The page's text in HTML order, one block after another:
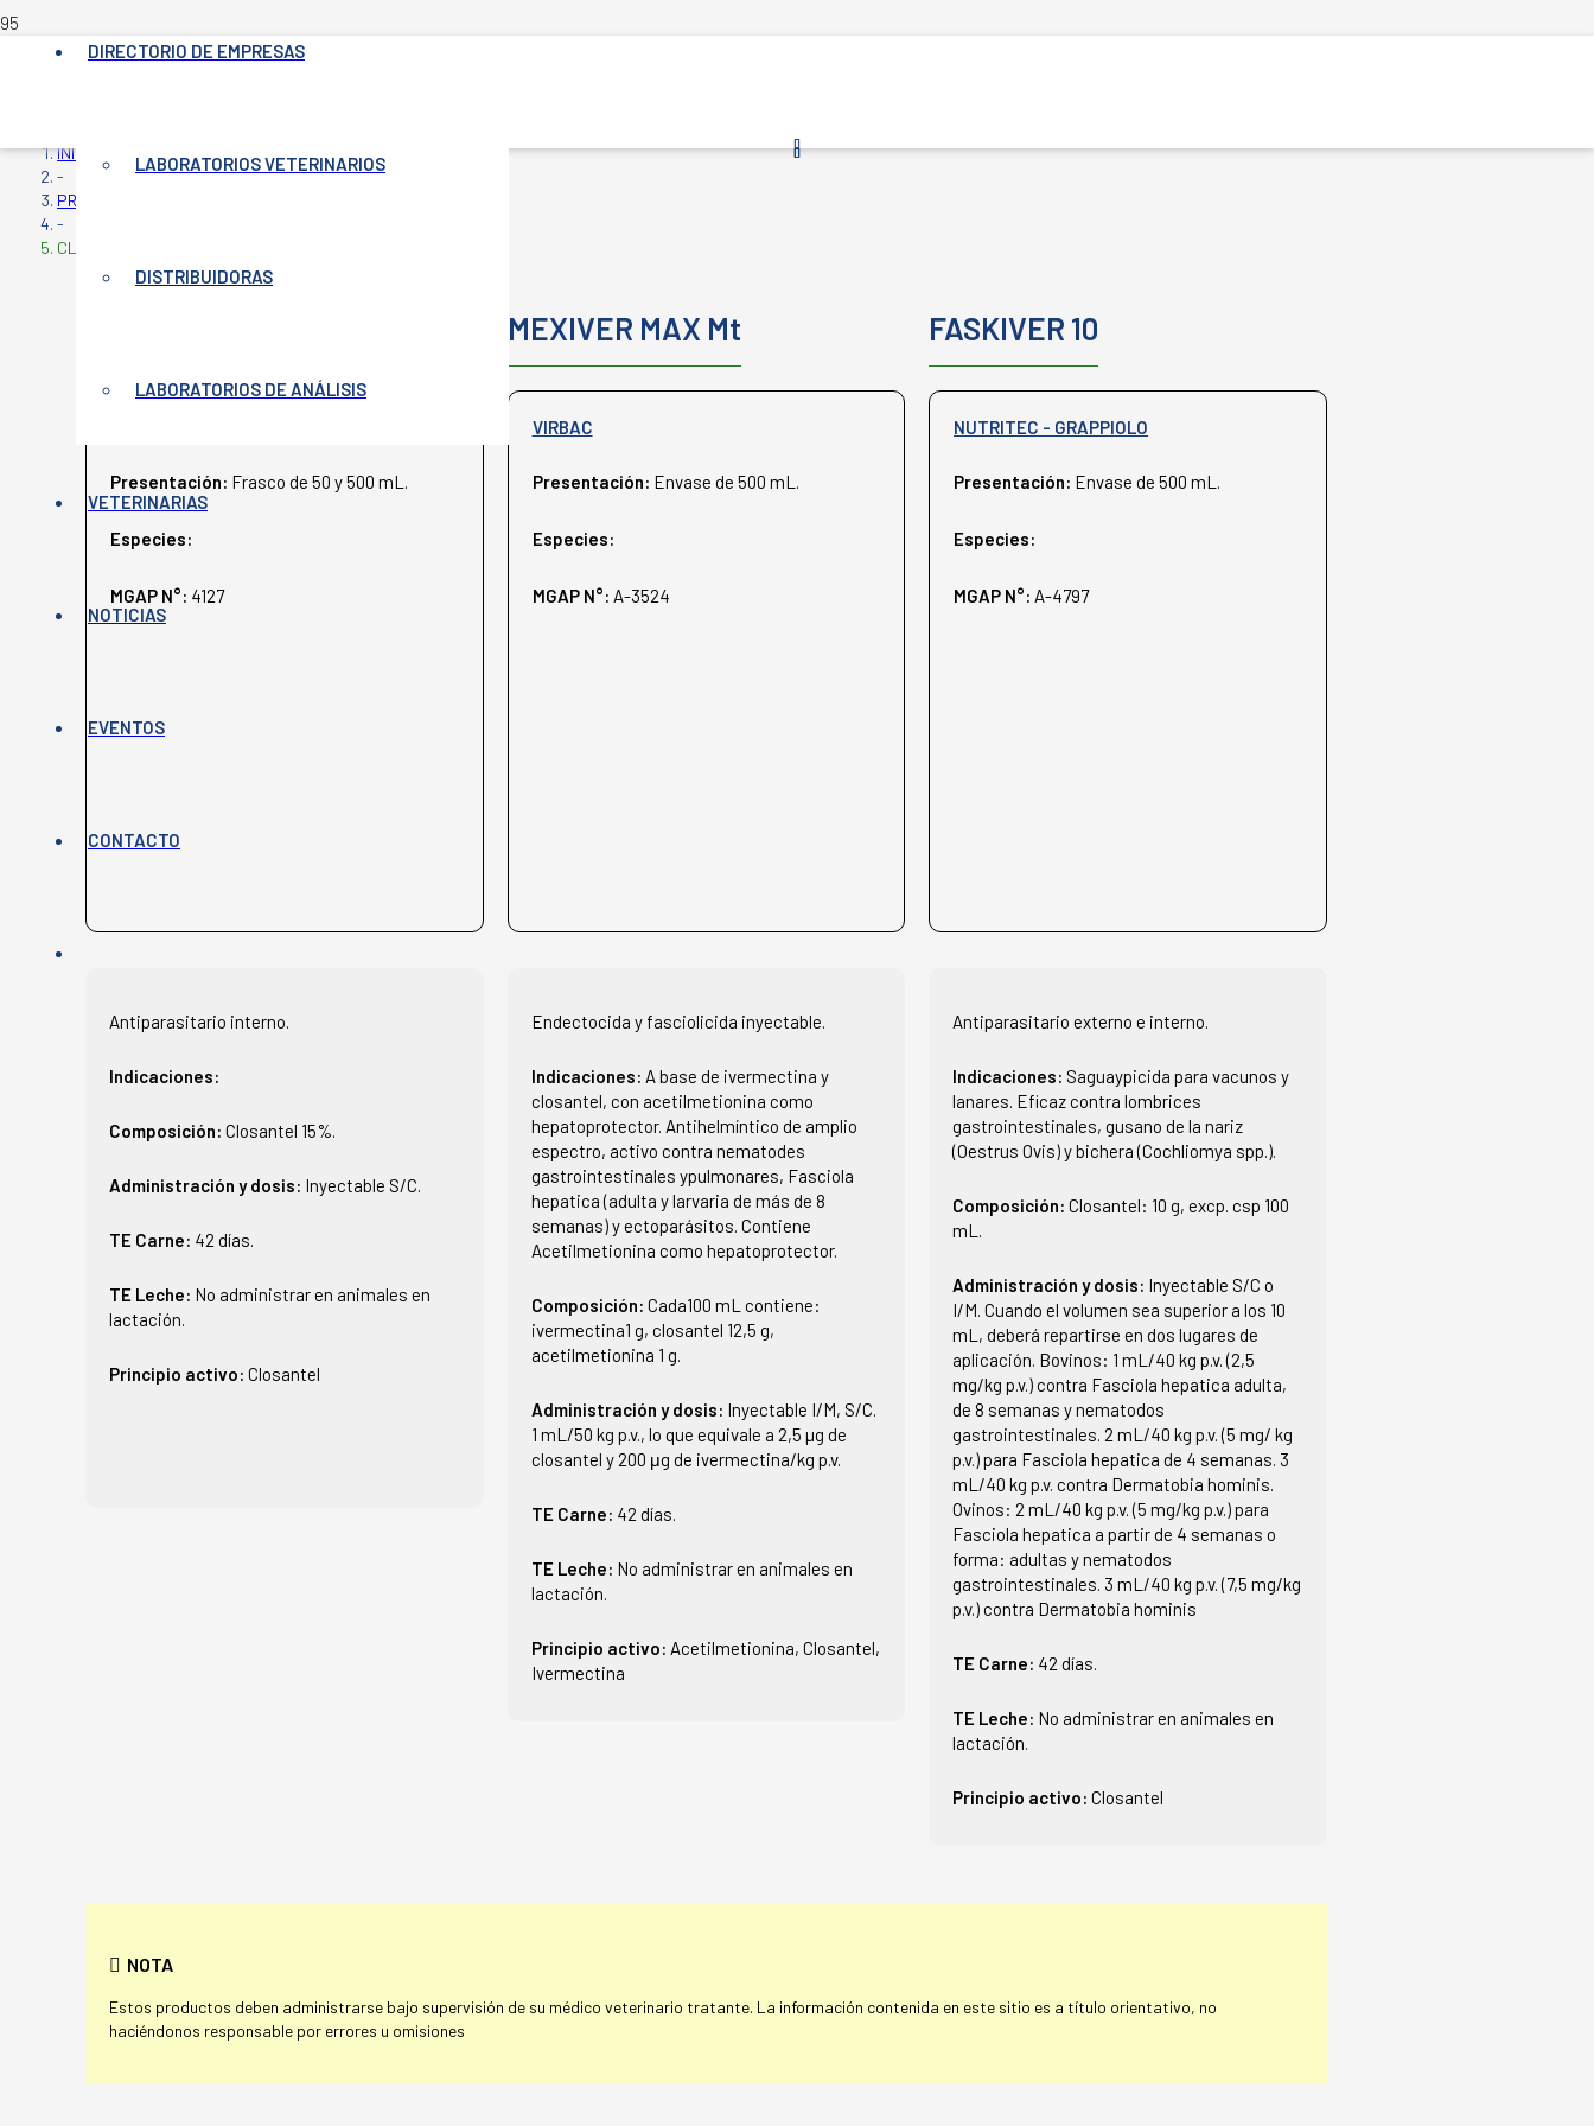
DIRECTORIO DE EMPRESAS
LABORATORIOS VETERINARIOS
DISTRIBUIDORAS
LABORATORIOS DE ANÁLISIS
VETERINARIAS
NOTICIAS
EVENTOS
CONTACTO
INICIO
-
PRODUCTOS VETERINARIOS
-
CLOSANVET 15% INY.
Presentación: Frasco de 50 y 500 mL.
Especies:
MGAP N°: 4127
Antiparasitario interno.
Indicaciones:
Composición: Closantel 15%.
Administración y dosis: Inyectable S/C.
TE Carne: 42 días.
TE Leche: No administrar en animales en
lactación.
Principio activo: Closantel
MEXIVER MAX Mt
VIRBAC
Presentación: Envase de 500 mL.
Especies:
MGAP N°: A-3524
Endectocida y fasciolicida inyectable.
Indicaciones: A base de ivermectina y
closantel, con acetilmetionina como
hepatoprotector. Antihelmíntico de amplio
espectro, activo contra nematodes
gastrointestinales ypulmonares, Fasciola
hepatica (adulta y larvaria de más de 8
semanas) y ectoparásitos. Contiene
Acetilmetionina como hepatoprotector.
Composición: Cada100 mL contiene:
ivermectina1 g, closantel 12,5 g,
acetilmetionina 1 g.
Administración y dosis: Inyectable I/M, S/C.
1 mL/50 kg p.v., lo que equivale a 2,5 µg de
closantel y 200 μg de ivermectina/kg p.v.
TE Carne: 42 días.
TE Leche: No administrar en animales en
lactación.
Principio activo: Acetilmetionina, Closantel,
Ivermectina
FASKIVER 10
NUTRITEC - GRAPPIOLO
Presentación: Envase de 500 mL.
Especies:
MGAP N°: A-4797
Antiparasitario externo e interno.
Indicaciones: Saguaypicida para vacunos y
lanares. Eficaz contra lombrices
gastrointestinales, gusano de la nariz
(Oestrus Ovis) y bichera (Cochliomya spp.).
Composición:Closantel: 10 g, excp. csp 100
mL.
Administración y dosis: Inyectable S/C o
I/M. Cuando el volumen sea superior a los 10
mL, deberá repartirse en dos lugares de
aplicación. Bovinos: 1 mL/40 kg p.v. (2,5
mg/kg p.v.) contra Fasciola hepatica adulta,
de 8 semanas y nematodos
gastrointestinales. 2 mL/40 kg p.v. (5 mg/ kg
p.v.) para Fasciola hepatica de 4 semanas. 3
mL/40 kg p.v. contra Dermatobia hominis.
Ovinos: 2 mL/40 kg p.v. (5 mg/kg p.v.) para
Fasciola hepatica a partir de 4 semanas o
forma: adultas y nematodos
gastrointestinales. 3 mL/40 kg p.v. (7,5 mg/kg
p.v.) contra Dermatobia hominis
TE Carne: 42 días.
TE Leche: No administrar en animales en
lactación.
Principio activo:Closantel
NOTA
Estos productos deben administrarse bajo supervisión de su médico veterinario tratante. La información contenida en este sitio es a título orientativo, no
haciéndonos responsable por errores u omisiones